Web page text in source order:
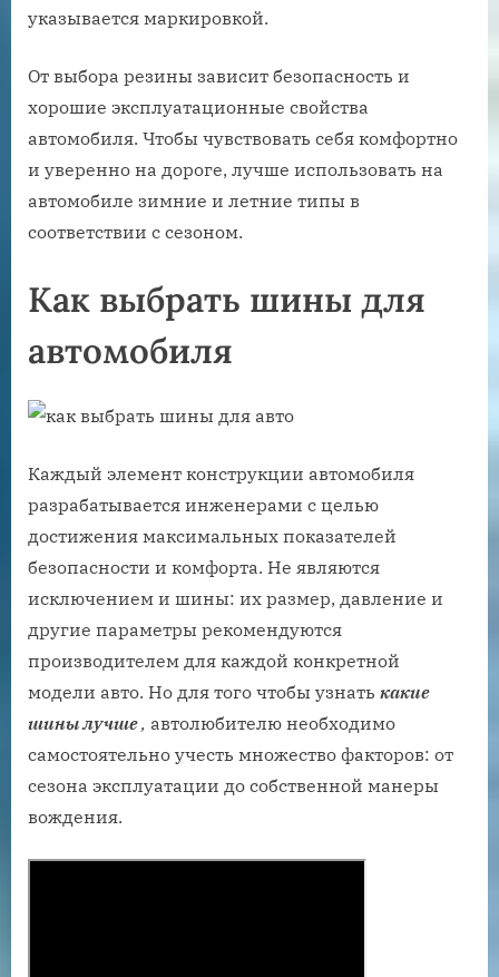
указывается маркировкой.
От выбора резины зависит безопасность и
хорошие эксплуатационные свойства
автомобиля. Чтобы чувствовать себя комфортно
и уверенно на дороге, лучше использовать на
автомобиле зимние и летние типы в
соответствии с сезоном.
Как выбрать шины для
автомобиля
Каждый элемент конструкции автомобиля
разрабатывается инженерами с целью
достижения максимальных показателей
безопасности и комфорта. Не являются
исключением и шины: их размер, давление и
другие параметры рекомендуются
производителем для каждой конкретной
модели авто. Но для того чтобы узнать какие
шины лучше, автолюбителю необходимо
самостоятельно учесть множество факторов: от
сезона эксплуатации до собственной манеры
вождения.